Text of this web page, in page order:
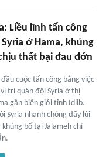
Liều lĩnh tấn công
ở Hama, khủng
thất bại đau đớn
cuộc tấn công bằng việc
trí quân đội Syria ở thị
gần biên giới tỉnh Idlib.
Syria nhanh chóng đẩy lùi
bố tại Jalameh chỉ